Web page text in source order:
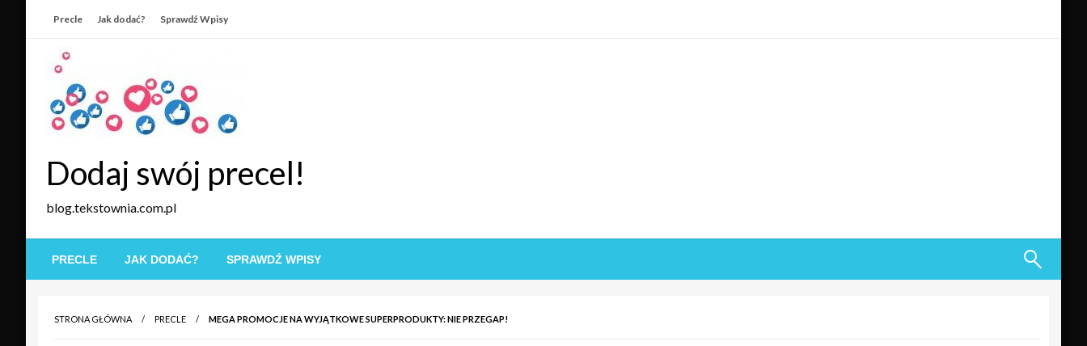
Precle Jak dodać? Sprawdź Wpisy
Dodaj swój precel!
blog.tekstownia.com.pl
PRECLE JAK DODAĆ? SPRAWDŹ WPISY
STRONA GŁÓWNA PRECLE MEGA PROMOCJE NA WYJĄTKOWE SUPERPRODUKTY: NIE PRZEGAP!